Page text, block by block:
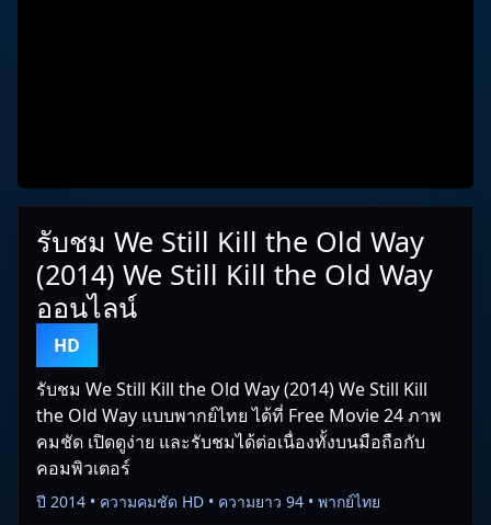
รับชม We Still Kill the Old Way
(2014) We Still Kill the Old Way
ออนไลน์
HD
รับชม We Still Kill the Old Way (2014) We Still Kill
the Old Way แบบพากย์ไทย ได้ที่ Free Movie 24 ภาพ
คมชัด เปิดดูง่าย และรับชมได้ต่อเนื่องทั้งบนมือถือกับ
คอมพิวเตอร์
ปี 2014 • ความคมชัด HD • ความยาว 94 • พากย์ไทย